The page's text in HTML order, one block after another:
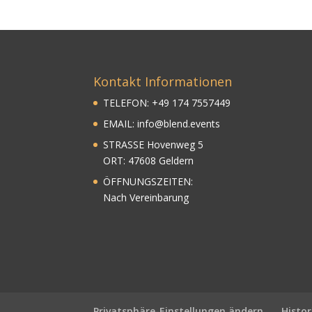
Kontakt Informationen
TELEFON: +49 174 7557449
EMAIL:info@blend.events
STRASSE Hovenweg 5
ORT: 47608 Geldern
ÖFFNUNGSZEITEN:
Nach Vereinbarung